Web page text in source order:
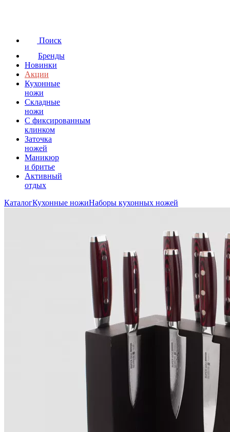
Поиск
Бренды
Новинки
Акции
Кухонные
ножи
Складные
ножи
C фиксированным
клинком
Заточка
ножей
Маникюр
и бритье
Активный
отдых
КаталогКухонные ножиНаборы кухонных ножей